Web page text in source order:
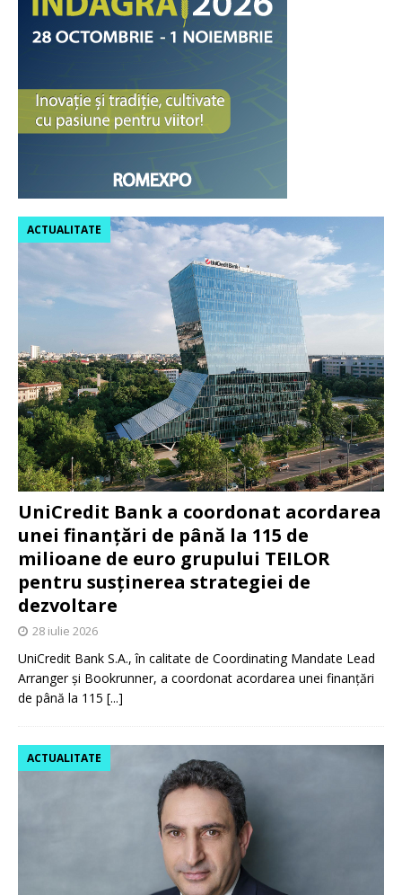
UniCredit Bank a coordonat acordarea
unei finanțări de până la 115 de
milioane de euro grupului TEILOR
pentru susținerea strategiei de
dezvoltare
ACTUALITATE
28 iulie 2026
UniCredit Bank S.A., în calitate de Coordinating Mandate Lead
Arranger și Bookrunner, a coordonat acordarea unei finanțări
de până la 115 [...]
ACTUALITATE